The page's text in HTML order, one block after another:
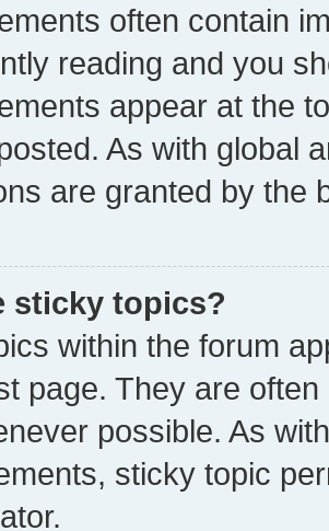
often contain
reading and you
appear at the
As with global
are granted by the
sticky topics?
within the forum
page. They are
possible. As
sticky topic